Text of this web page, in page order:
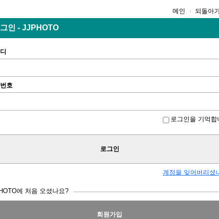
메인 되돌아
인 - JJPHOTO
호
로그인을 기억합
로그인
계정을 잊어버리셨
에 처음 오셨나요?
회원가입